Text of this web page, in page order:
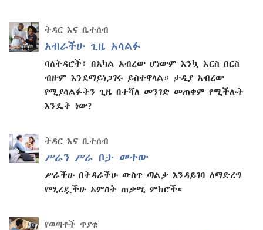
ትዳር እና ቤተሰብ
አብራችሁ ጊዜ አሳልፉ
ባለትዳሮች፣ በአካል አብረው ሆነውም እንኳ እርስ በርስ
ብዙም እንደማይነጋገሩ ይስተዋላል። ታዲያ አብረው
የሚያሳልፉትን ጊዜ በተሻለ መንገድ መጠቀም የሚችሉት
እንዴት ነው?
ትዳር እና ቤተሰብ
ሥራን ሥራ ቦታ መተው
ሥራችሁ በትዳራችሁ ውስጥ ጣልቃ እንዳይገባ ለማድረግ
የሚረዷችሁ አምስት ጠቃሚ ምክሮች።
የወጣቶች ጥያቄ